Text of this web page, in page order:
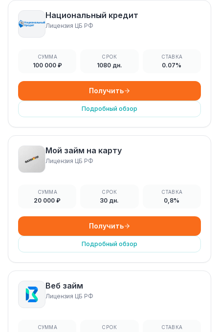
Национальный кредит
Лицензия ЦБ РФ
СУММА
100 000 ₽
СРОК
1080 дн.
СТАВКА
0.07%
Получить
Подробный обзор
Мой займ на карту
Лицензия ЦБ РФ
СУММА
20 000 ₽
СРОК
30 дн.
СТАВКА
0,8%
Получить
Подробный обзор
Веб займ
Лицензия ЦБ РФ
СУММА СРОК СТАВКА